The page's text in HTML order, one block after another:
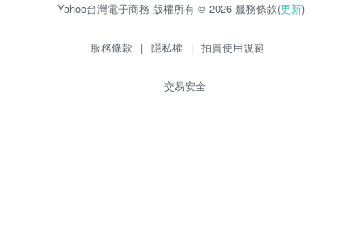
Yahoo台灣電子商務 版權所有 © 2026 服務條款(更新)
服務條款 | 隱私權 | 拍賣使用規範
交易安全